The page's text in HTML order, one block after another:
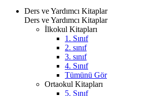
Ders ve Yardımcı Kitaplar
Ders ve Yardımcı Kitaplar
İlkokul Kitapları
1. Sınıf
2. sınıf
3. sınıf
4. Sınıf
Tümünü Gör
Ortaokul Kitapları
5. Sınıf